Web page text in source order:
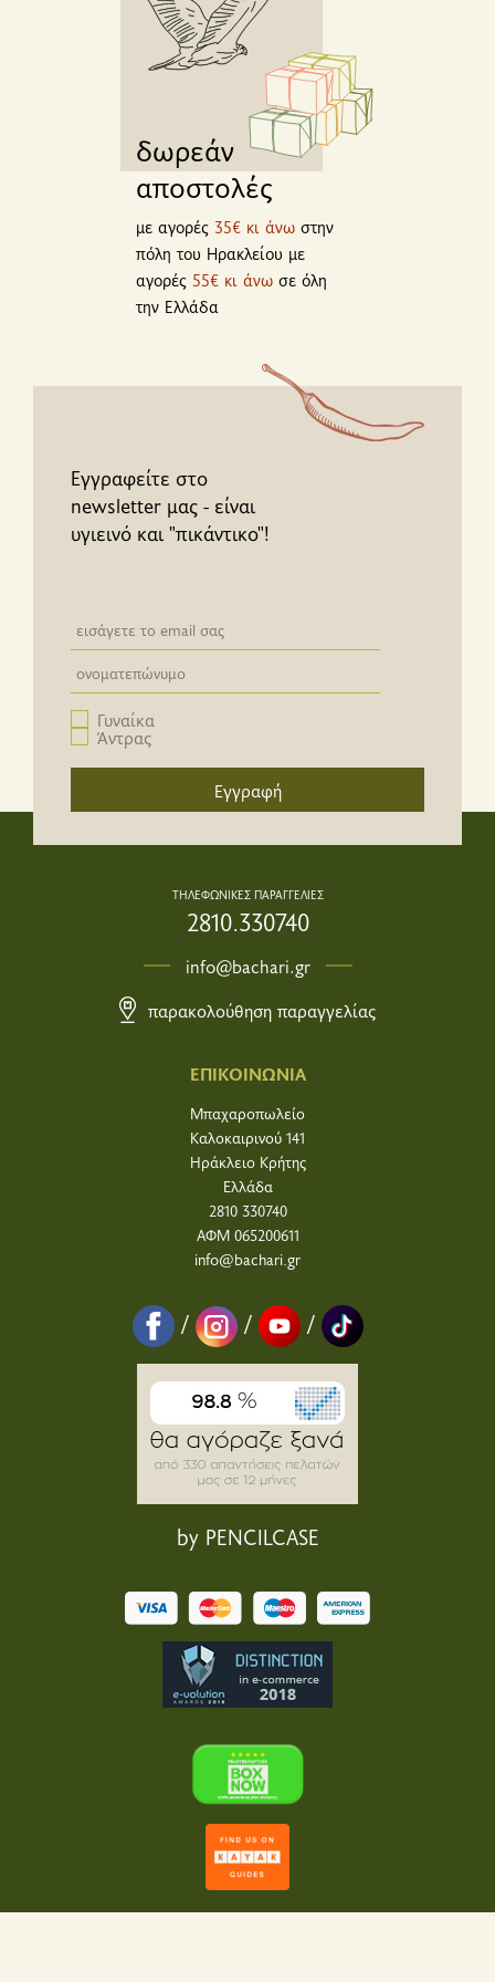
δωρεάν
αποστολές
με αγορές 35€ κι άνω στην
πόλη του Ηρακλείου με
αγορές 55€ κι άνω σε όλη
την Ελλάδα
Εγγραφείτε στο
newsletter μας - είναι
υγιεινό και "πικάντικο"!
Newsletter email input field
Newsletter email input field
Γυναίκα
Άντρας
Εγγραφή
ΕΠΙΚΟΙΝΩΝΙΑ
Μπαχαροπωλείο
Καλοκαιρινού 141
Ηράκλειο Κρήτης
Ελλάδα
2810 330740
ΑΦΜ 065200611
info@bachari.gr
/ / /
by PENCILCASE
ΤΗΛΕΦΩΝΙΚΕΣ ΠΑΡΑΓΓΕΛΙΕΣ
2810.330740
info@bachari.gr
παρακολούθηση παραγγελίας